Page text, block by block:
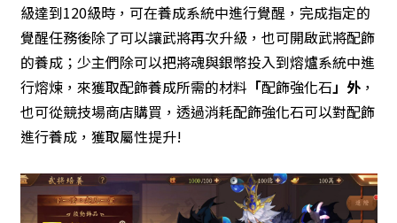
級達到120級時，可在養成系統中進行覺醒，完成指定的
覺醒任務後除了可以讓武將再次升級，也可開啟武將配飾
的養成；少主們除可以把將魂與銀幣投入到熔爐系統中進
行熔煉，來獲取配飾養成所需的材料 「配飾強化石」外，
也可從競技場商店購買，透過消耗配飾強化石可以對配飾
進行養成，獲取屬性提升!